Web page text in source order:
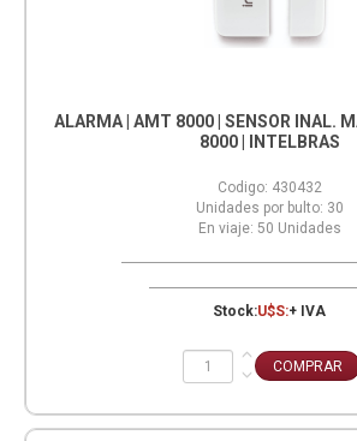
ALARMA | AMT 8000 | SENSOR INAL.
8000 | INTELBRAS
Codigo: 430432
Unidades por bulto: 30
En viaje: 50 Unidades
Stock:U$S:+ IVA